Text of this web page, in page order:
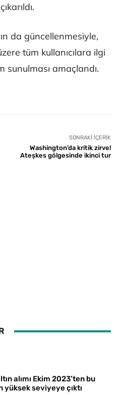
da güncellenmesiyle,
tüm kullanıcılara ilgi
amaçlandı.
SONRAKI İÇERIK
Washington’da kritik zirve!
Ateşkes gölgesinde ikinci tur
alımı Ekim 2023’ten bu
yüksek seviyeye çıktı